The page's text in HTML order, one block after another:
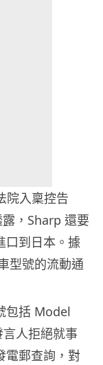
院入稟控告
，Sharp 還要
口到日本。據
型號的流動通
包括 Model
人拒絕就事
電郵查詢，對